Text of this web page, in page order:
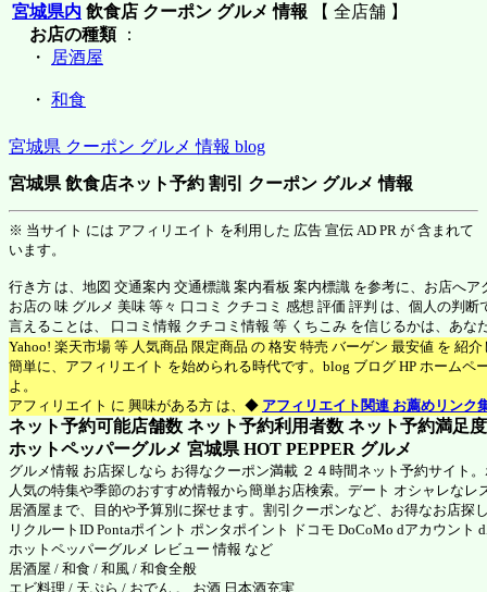
宮城県内 飲食店 クーポン グルメ 情報 【 全店舗 】
お店の種類：
・
居酒屋
・ 和食
宮城県 クーポン グルメ 情報 blog
宮城県 飲食店ネット予約 割引 クーポン グルメ 情報
※ 当サイト には アフィリエイト を利用した 広告 宣伝 AD PR が 含まれて
います。
行き方 は、地図 交通案内 交通標識 案内看板 案内標識 を参考に、お店へア
お店の 味 グルメ 美味 等々 口コミ クチコミ 感想 評価 評判 は、個人の判断
言えることは、 口コミ情報 クチコミ情報 等 くちこみ を信じるかは、あな
Yahoo! 楽天市場 等 人気商品 限定商品 の 格安 特売 バーゲン 最安値 を 紹
簡単に、アフィリエイト を始められる時代です。blog ブログ HP ホームペ
よ。
アフィリエイト に 興味がある方 は、◆ アフィリエイト関連 お薦めリンク
ネット予約可能店舗数 ネット予約利用者数 ネット予約満足
ホットペッパーグルメ 宮城県 HOT PEPPER グルメ
グルメ情報 お店探しなら お得なクーポン満載 ２４時間ネット予約サイト
人気の特集や季節のおすすめ情報から簡単お店検索。デート オシャレなレ
居酒屋まで、目的や予算別に探せます。割引クーポンなど、お得なお店探
リクルートID Pontaポイント ポンタポイント ドコモ DoCoMo dアカウント
ホットペッパーグルメ レビュー 情報 など
居酒屋 / 和食 / 和風 / 和食全般
エビ料理 / 天ぷら / おでん 。 お酒 日本酒充実